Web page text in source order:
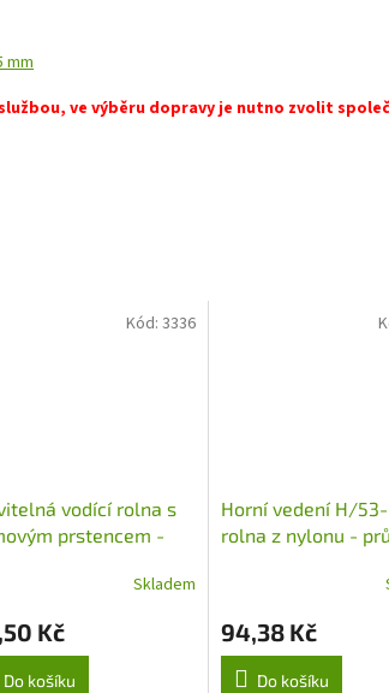
vodící rolna s
prstencem -
Skladem
Kč
Do košíku
Kód: 3336
Horní vedení H/
rolna z nylonu -
94,38 Kč
Do košíku
mm
ve výběru dopravy je nutno zvolit